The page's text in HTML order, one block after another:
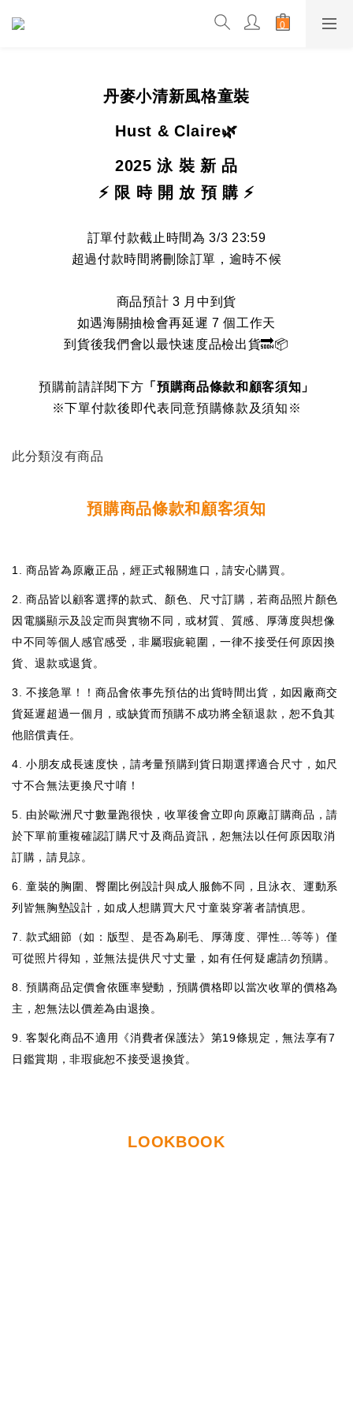
丹麥小清新風格童裝
Hust & Claire🌿
2025 泳 裝 新 品
⚡️ 限 時 開 放 預 購 ⚡️
訂單付款截止時間為 3/3 23:59
超過付款時間將刪除訂單，逾時不候
商品預計 3 月中到貨
如遇海關抽檢會再延遲 7 個工作天
到貨後我們會以最快速度品檢出貨🔜📦
預購前請詳閱下方 「預購商品條款和顧客須知」
※下單付款後即代表同意預購條款及須知※
此分類沒有商品
預購商品條款和顧客須知
1. 商品皆為原廠正品，經正式報關進口，請安心購買。
2. 商品皆以顧客選擇的款式、顏色、尺寸訂購，若商品照片顏色
因電腦顯示及設定而與實物不同，或材質、質感、厚薄度與想像
中不同等個人感官感受，非屬瑕疵範圍，一律不接受任何原因換
貨、退款或退貨。
3. 不接急單！！商品會依事先預估的出貨時間出貨，如因廠商交
貨延遲超過一個月，或缺貨而預購不成功將全額退款，恕不負其
他賠償責任。
4. 小朋友成長速度快，請考量預購到貨日期選擇適合尺寸，如尺
寸不合無法更換尺寸唷！
5. 由於歐洲尺寸數量跑很快，收單後會立即向原廠訂購商品，請
於下單前重複確認訂購尺寸及商品資訊，恕無法以任何原因取消
訂購，請見諒。
6. 童裝的胸圍、臀圍比例設計與成人服飾不同，且泳衣、運動系
列皆無胸墊設計，如成人想購買大尺寸童裝穿著者請慎思。
7. 款式細節（如：版型、是否為刷毛、厚薄度、彈性...等等）僅
可從照片得知，並無法提供尺寸丈量，如有任何疑慮請勿預購。
8. 預購商品定價會依匯率變動，預購價格即以當次收單的價格為
主，恕無法以價差為由退換。
9. 客製化商品不適用《消費者保護法》第19條規定，無法享有7
日鑑賞期，非瑕疵恕不接受退換貨。
LOOKBOOK